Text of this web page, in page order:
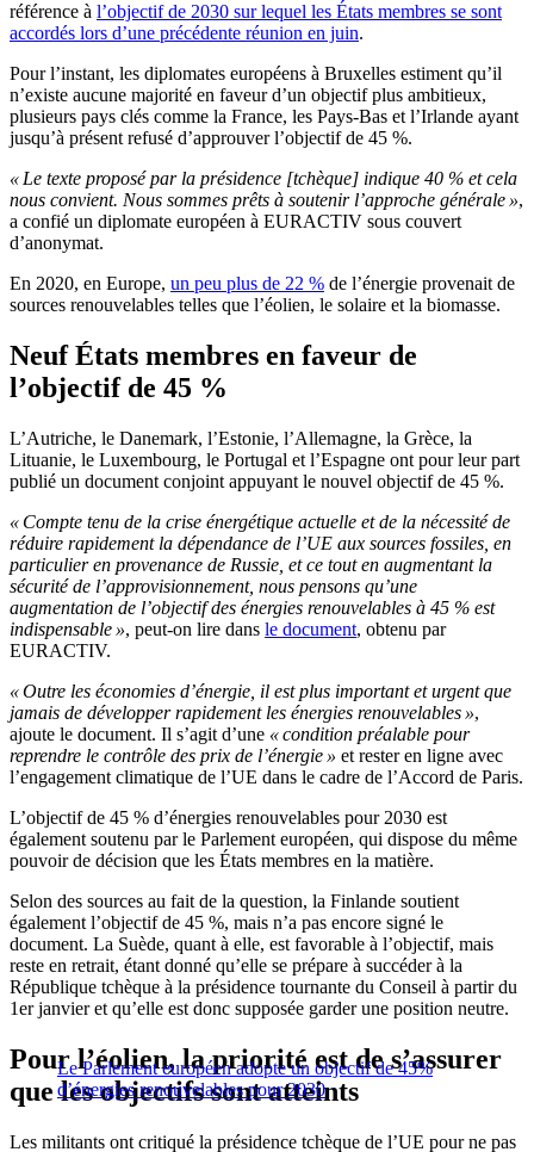
référence à l’objectif de 2030 sur lequel les États membres se sont
accordés lors d’une précédente réunion en juin.
Pour l’instant, les diplomates européens à Bruxelles estiment qu’il
n’existe aucune majorité en faveur d’un objectif plus ambitieux,
plusieurs pays clés comme la France, les Pays-Bas et l’Irlande ayant
jusqu’à présent refusé d’approuver l’objectif de 45 %.
« Le texte proposé par la présidence [tchèque] indique 40 % et cela
nous convient. Nous sommes prêts à soutenir l’approche générale »,
a confié un diplomate européen à EURACTIV sous couvert
d’anonymat.
En 2020, en Europe, un peu plus de 22 % de l’énergie provenait de
sources renouvelables telles que l’éolien, le solaire et la biomasse.
Neuf États membres en faveur de
l’objectif de 45 %
L’Autriche, le Danemark, l’Estonie, l’Allemagne, la Grèce, la
Lituanie, le Luxembourg, le Portugal et l’Espagne ont pour leur part
publié un document conjoint appuyant le nouvel objectif de 45 %.
« Compte tenu de la crise énergétique actuelle et de la nécessité de
réduire rapidement la dépendance de l’UE aux sources fossiles, en
particulier en provenance de Russie, et ce tout en augmentant la
sécurité de l’approvisionnement, nous pensons qu’une
augmentation de l’objectif des énergies renouvelables à 45 % est
indispensable », peut-on lire dans le document, obtenu par
EURACTIV.
« Outre les économies d’énergie, il est plus important et urgent que
jamais de développer rapidement les énergies renouvelables »,
ajoute le document. Il s’agit d’une « condition préalable pour
reprendre le contrôle des prix de l’énergie » et rester en ligne avec
l’engagement climatique de l’UE dans le cadre de l’Accord de Paris.
L’objectif de 45 % d’énergies renouvelables pour 2030 est
également soutenu par le Parlement européen, qui dispose du même
pouvoir de décision que les États membres en la matière.
Selon des sources au fait de la question, la Finlande soutient
également l’objectif de 45 %, mais n’a pas encore signé le
document. La Suède, quant à elle, est favorable à l’objectif, mais
reste en retrait, étant donné qu’elle se prépare à succéder à la
République tchèque à la présidence tournante du Conseil à partir du
1er janvier et qu’elle est donc supposée garder une position neutre.
Le Parlement européen adopte un objectif de 45%
d’énergies renouvelables pour 2030
Pour l’éolien, la priorité est de s’assurer
que les objectifs sont atteints
Les militants ont critiqué la présidence tchèque de l’UE pour ne pas